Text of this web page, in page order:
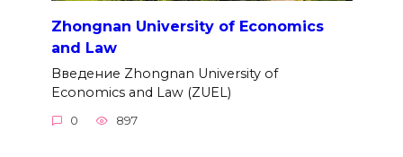
Zhongnan University of Economics
and Law
Введение Zhongnan University of
Economics and Law (ZUEL)
0 897